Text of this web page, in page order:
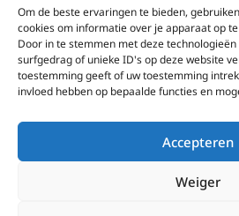
Om de beste ervaringen te bieden,
cookies om informatie over je apparaat op
Door in te stemmen met deze
surfgedrag of unieke ID's op deze website
toestemming geeft of uw toestemming
invloed hebben op bepaalde functies en
Accepteren
Weiger
Wonen
Info
Contacteer ons